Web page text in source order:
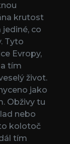
krutost
jediné, co
Tyto
Evropy,
tím
život.
jako
Obživy tu
nebo
kolotoč
tím